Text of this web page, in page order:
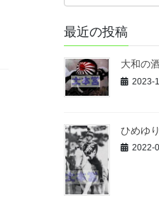
最近の投稿
大和の
2023-
ひめゆ
2022-